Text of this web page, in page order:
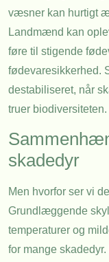
væsner kan hurtigt
Landmænd kan
føre til stigende
fødevaresikkerhed.
destabiliseret, når
truer biodiversiteten.
skadedyr
Men hvorfor ser vi
Grundlæggende
temperaturer og
for mange